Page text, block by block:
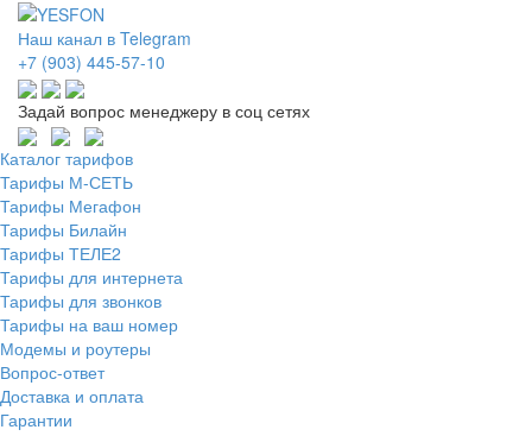
Наш канал в Telegram
+7 (903) 445-57-10
Задай вопрос менеджеру в соц сетях
Каталог тарифов
Тарифы М-СЕТЬ
Тарифы Мегафон
Тарифы Билайн
Тарифы ТЕЛЕ2
Тарифы для интернета
Тарифы для звонков
Тарифы на ваш номер
Модемы и роутеры
Вопрос-ответ
Доставка и оплата
Гарантии